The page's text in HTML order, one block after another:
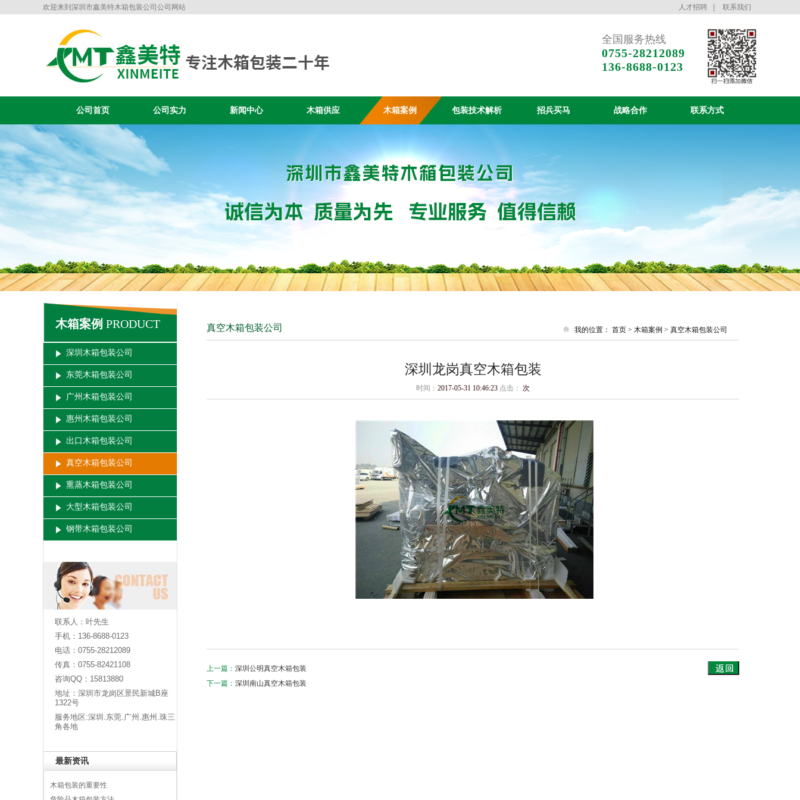
人才招聘 联系我们
欢迎来到深圳市鑫美特木箱包装公司公司网站
全国服务热线
0755-28212089
136-8688-0123
公司首页 公司实力 新闻中心 木箱供应 木箱案例 包装技术解析 招兵买马 战略合作 联系方式
木箱案例 PRODUCT
深圳木箱包装公司
东莞木箱包装公司
广州木箱包装公司
惠州木箱包装公司
出口木箱包装公司
真空木箱包装公司
熏蒸木箱包装公司
大型木箱包装公司
钢带木箱包装公司
联系人：叶先生
手机：136-8688-0123
电话：0755-28212089
传真：0755-82421108
咨询QQ：15813880
地址：深圳市龙岗区景民新城B座
1322号
服务地区:深圳.东莞.广州.惠州.珠三
角各地
最新资讯
木箱包装的重要性
真空木箱包装公司 我的位置： 首页 > 木箱案例 > 真空木箱包装公司
深圳龙岗真空木箱包装
时间： 2017-05-31 10:46:23 点击： 次
上一篇： 深圳公明真空木箱包装
下一篇： 深圳南山真空木箱包装